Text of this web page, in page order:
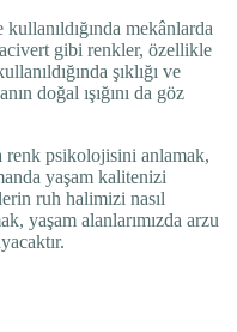
mekânlarda
gibi renkler, özellikle
şıklığı ve
doğal ışığını da göz
renk psikolojisini anlamak,
yaşam kalitenizi
ruh halimizi nasıl
yaşam alanlarımızda arzu